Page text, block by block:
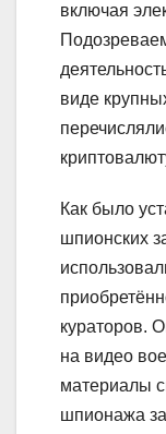
включая
виде
Как было
шпионских
кураторов.
на видео
материалы
шпионажа